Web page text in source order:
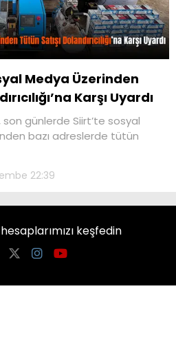
Medya Üzerinden
Karşı Uyardı
günlerde Siirt’te sosyal
bazı adreslerde tütün
22:39
keşfedin